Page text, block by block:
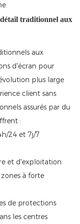
traditionnel aux
aux
d'écran pour
plus large
client sans
assurés par du
:
24 et 7j/7
et d'exploitation
à forte
de protections
les centres